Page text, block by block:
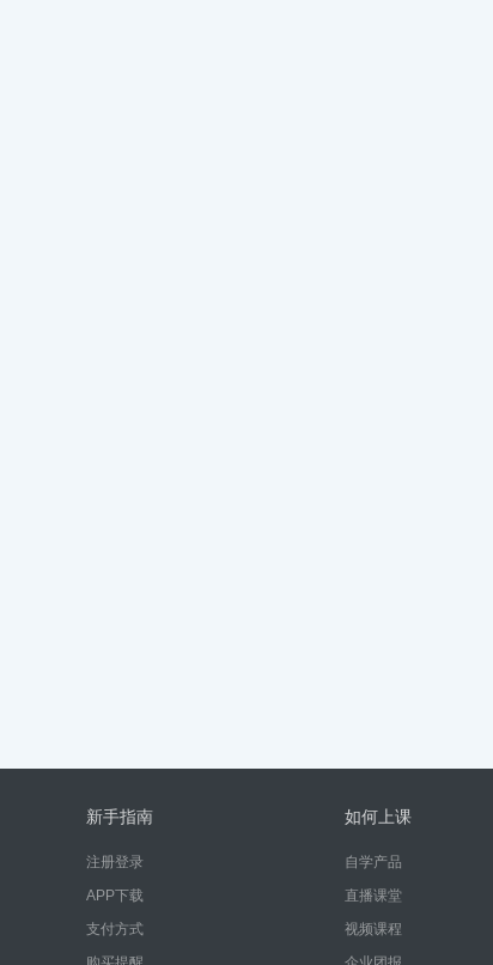
新手指南
注册登录
APP下载
支付方式
如何上课
自学产品
直播课堂
视频课程